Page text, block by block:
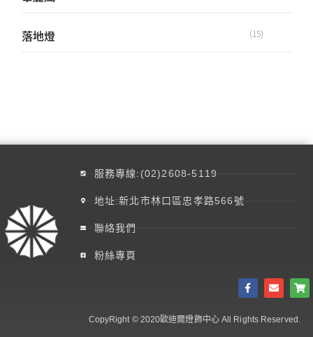
落地燈 (15)
服務專線:(02)2608-5119
地址:新北市林口區忠孝路566號
聯絡我們
粉絲專頁
CopyRight © 2020歐迪爾燈飾中心 All Rights Reserved.